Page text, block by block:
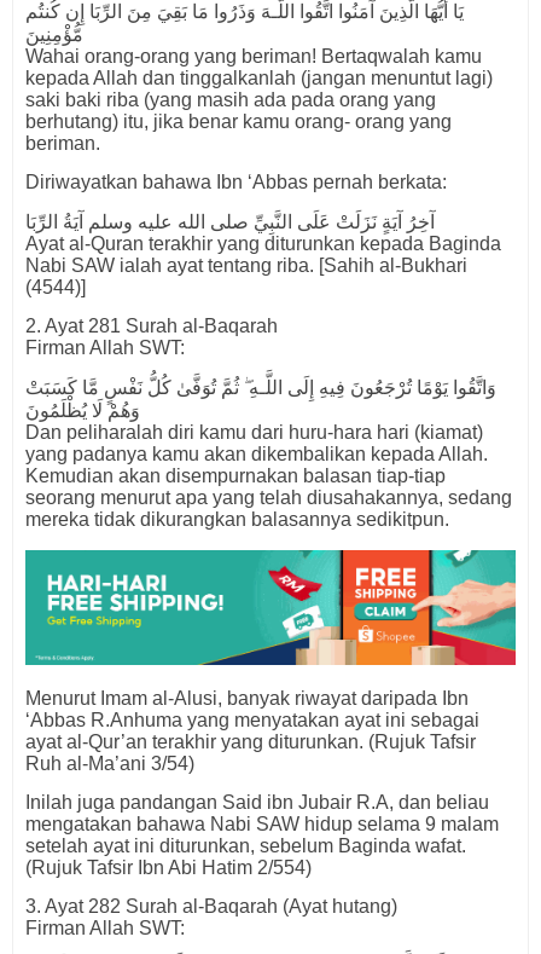
يَا أَيُّهَا الَّذِينَ آمَنُوا اتَّقُوا اللَّـهَ وَذَرُوا مَا بَقِيَ مِنَ الرِّبَا إِن كُنتُم
مُّؤْمِنِينَ
Wahai orang-orang yang beriman! Bertaqwalah kamu
kepada Allah dan tinggalkanlah (jangan menuntut lagi)
saki baki riba (yang masih ada pada orang yang
berhutang) itu, jika benar kamu orang- orang yang
beriman.
Diriwayatkan bahawa Ibn ‘Abbas pernah berkata:
آخِرُ آيَةٍ نَزَلَتْ عَلَى النَّبِيِّ صلى الله عليه وسلم آيَةُ الرِّبَا
Ayat al-Quran terakhir yang diturunkan kepada Baginda
Nabi SAW ialah ayat tentang riba. [Sahih al-Bukhari
(4544)]
2. Ayat 281 Surah al-Baqarah
Firman Allah SWT:
وَاتَّقُوا يَوْمًا تُرْجَعُونَ فِيهِ إِلَى اللَّـهِ ۖ ثُمَّ تُوَفَّىٰ كُلُّ نَفْسٍ مَّا كَسَبَتْ
وَهُمْ لَا يُظْلَمُونَ
Dan peliharalah diri kamu dari huru-hara hari (kiamat)
yang padanya kamu akan dikembalikan kepada Allah.
Kemudian akan disempurnakan balasan tiap-tiap
seorang menurut apa yang telah diusahakannya, sedang
mereka tidak dikurangkan balasannya sedikitpun.
Menurut Imam al-Alusi, banyak riwayat daripada Ibn
‘Abbas R.Anhuma yang menyatakan ayat ini sebagai
ayat al-Qur’an terakhir yang diturunkan. (Rujuk Tafsir
Ruh al-Ma’ani 3/54)
Inilah juga pandangan Said ibn Jubair R.A, dan beliau
mengatakan bahawa Nabi SAW hidup selama 9 malam
setelah ayat ini diturunkan, sebelum Baginda wafat.
(Rujuk Tafsir Ibn Abi Hatim 2/554)
3. Ayat 282 Surah al-Baqarah (Ayat hutang)
Firman Allah SWT: